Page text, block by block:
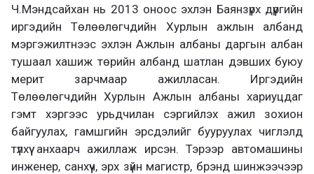
Ч.Мэндсайхан нь 2013 оноос эхлэн Баянзүрх дүүргийн
иргэдийн Төлөөлөгчдийн Хурлын ажлын албанд
мэргэжилтнээс эхлэн Ажлын албаны даргын албан
тушаал хашиж төрийн албанд шатлан дэвших буюу
мерит зарчмаар ажилласан. Иргэдийн
Төлөөлөгчдийн Хурлын Ажлын албаны хариуцдаг
гэмт хэргээс урьдчилан сэргийлэх ажил зохион
байгуулах, гамшгийн эрсдэлийг бууруулах чиглэлд
түлхүү анхаарч ажиллаж ирсэн. Тэрээр автомашины
инженер, санхүүч, эрх зүйн магистр, брэнд шинжээчээр